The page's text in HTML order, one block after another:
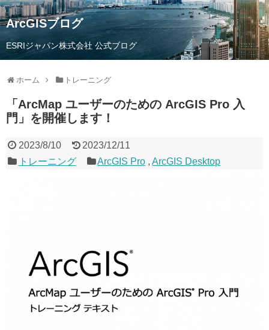
ArcGISブログ
ESRIジャパン株式会社 公式ブログ
ホーム トレーニング
「ArcMap ユーザーのための ArcGIS Pro 入
門」を開催します！
2023/8/10
2023/12/11
トレーニング
ArcGIS Pro ,ArcGIS Desktop